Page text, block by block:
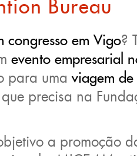
Bureau
congresso em Vigo?
evento empresarial
para umaviagem
precisa na
a promoção